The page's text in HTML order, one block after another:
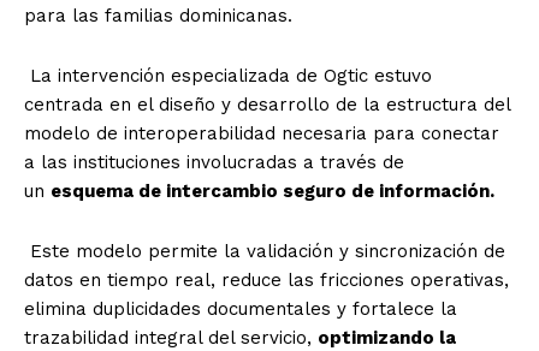
para las familias dominicanas.
La intervención especializada de Ogtic estuvo
centrada en el diseño y desarrollo de la estructura del
modelo de interoperabilidad necesaria para conectar
a las instituciones involucradas a través de
un esquema de intercambio seguro de información.
Este modelo permite la validación y sincronización de
datos en tiempo real, reduce las fricciones operativas,
elimina duplicidades documentales y fortalece la
trazabilidad integral del servicio, optimizando la